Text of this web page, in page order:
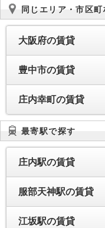
同じエリア・市区
大阪府の賃貸
豊中市の賃貸
庄内幸町の賃貸
最寄駅で探す
庄内駅の賃貸
服部天神駅の賃貸
江坂駅の賃貸